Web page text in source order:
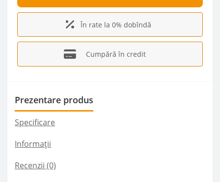
În rate la 0% dobîndă
Cumpără în credit
Prezentare produs
Specificare
Informații
Recenzii (0)